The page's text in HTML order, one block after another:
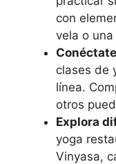
con
vela o
clases de
línea.
otros
Explora
yoga
Vinyasa,